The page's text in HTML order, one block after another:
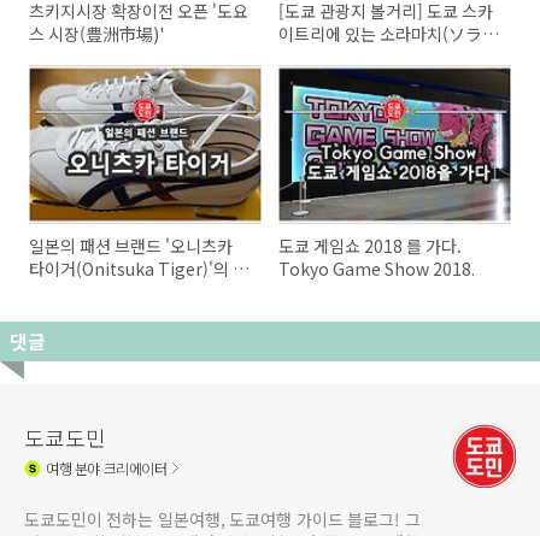
츠키지시장 확장이전 오픈 '도요
스 시장(豊洲市場)'
[도쿄 관광지 볼거리] 도쿄 스카
이트리에 있는 소라마치(ソラマ
일본의 패션 브랜드 '오니츠카
타이거(Onitsuka Tiger)'의 멕
계!
도쿄 게임쇼 2018 를 가다.
Tokyo Game Show 2018.
댓글
도쿄도민
여행분야 크리에이터
도쿄도민이 전하는 일본여행, 도쿄여행 가이드 블로그! 그